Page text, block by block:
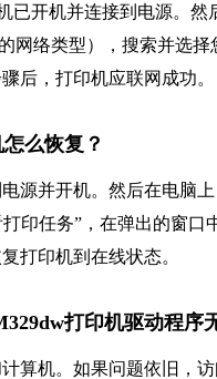
开机并连接到电源。然
网络类型），搜索并选
后，打印机应联网成功。
么恢复？
源并开机。然后在电脑
印任务”，在弹出的窗口
打印机到在线状态。
打印机驱动程序
算机。如果问题依旧，访